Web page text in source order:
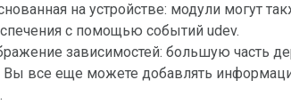
на устройстве: модули могут
с помощью событий udev.
зависимостей: большую часть
Вы все еще можете добавлять